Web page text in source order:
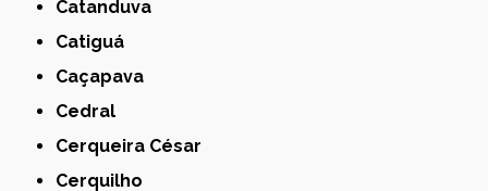
Catanduva
Catiguá
Caçapava
Cedral
Cerqueira César
Cerquilho